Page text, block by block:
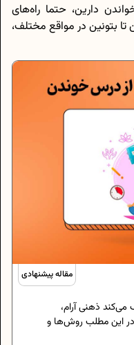
دارین، حتما راه‌های
بتونین در مواقع مختلف،
مقاله پیشنهادی
ذهنی آرام،
در این مطلب روش‌ها و